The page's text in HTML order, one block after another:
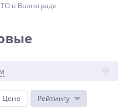
в Волгограде
Цене Рейтингу